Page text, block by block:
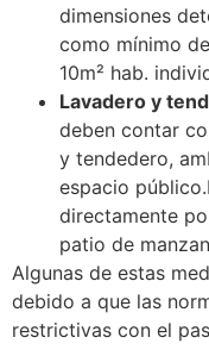
dimensiones
como mínimo
10m² hab.
Lavadero y
deben contar
y tendedero,
espacio
directamente
patio de
Algunas de estas
debido a que las
restrictivas con el